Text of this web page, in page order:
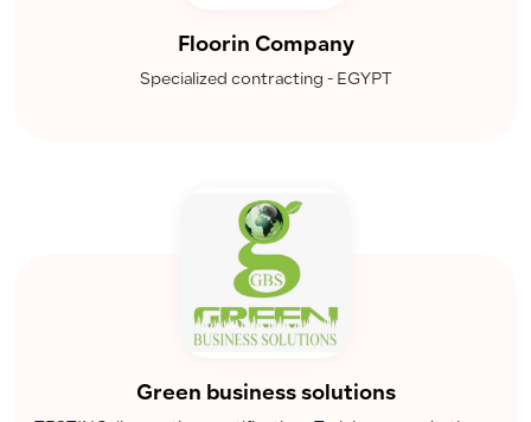
Floorin Company
Specialized contracting - EGYPT
Green business solutions